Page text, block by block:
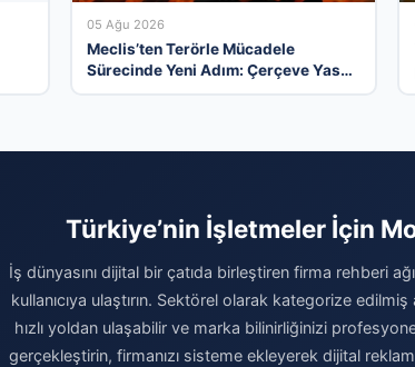
05 Ağu 2026
Meclis’ten Terörle Mücadele
Sürecinde Yeni Adım: Çerçeve Yasa
Türkiye’nin İşletmeler İçin
İş dünyasını dijital bir çatıda birleştiren firma rehberi
kullanıcıya ulaştırın. Sektörel olarak kategorize
hızlı yoldan ulaşabilir ve marka bilinirliğinizi
gerçekleştirin, firmanızı sisteme ekleyerek dijital